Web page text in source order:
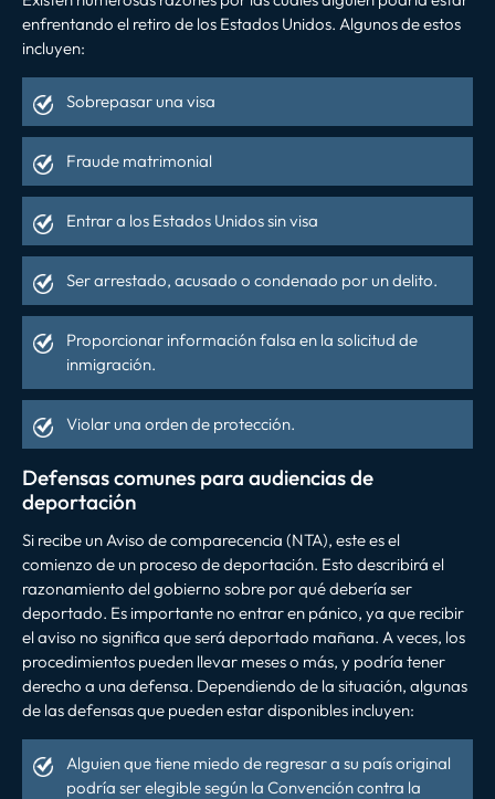
enfrentando el retiro de los Estados Unidos. Algunos de estos
incluyen:
Sobrepasar una visa
Fraude matrimonial
Entrar a los Estados Unidos sin visa
Ser arrestado, acusado o condenado por un delito.
Proporcionar información falsa en la solicitud de
inmigración.
Violar una orden de protección.
Defensas comunes para audiencias de
deportación
Si recibe un Aviso de comparecencia (NTA), este es el
comienzo de un proceso de deportación. Esto describirá el
razonamiento del gobierno sobre por qué debería ser
deportado. Es importante no entrar en pánico, ya que recibir
el aviso no significa que será deportado mañana. A veces, los
procedimientos pueden llevar meses o más, y podría tener
derecho a una defensa. Dependiendo de la situación, algunas
de las defensas que pueden estar disponibles incluyen:
Alguien que tiene miedo de regresar a su país original
podría ser elegible según la Convención contra la